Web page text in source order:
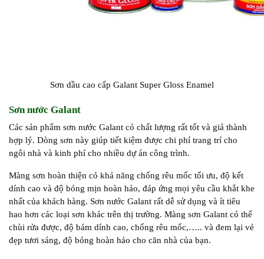
Sơn dầu cao cấp Galant Super Gloss Enamel
Sơn nước Galant
Các sản phẩm sơn nước Galant có chất lượng rất tốt và giá thành
hợp lý. Dòng sơn này giúp tiết kiệm được chi phí trang trí cho
ngôi nhà và kinh phí cho nhiều dự án công trình.
Màng sơn hoàn thiện có khả năng chống rêu mốc tối ưu, độ kết
dính cao và độ bóng mịn hoàn hảo, đáp ứng mọi yêu cầu khắt khe
nhất của khách hàng. Sơn nước Galant rất dễ sử dụng và ít tiêu
hao hơn các loại sơn khác trên thị trường. Màng sơn Galant có thể
chùi rửa được, độ bám dính cao, chống rêu mốc,….. và đem lại vẻ
đẹp tươi sáng, độ bóng hoàn hảo cho căn nhà của bạn.